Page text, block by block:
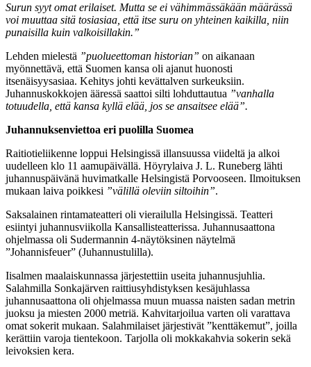
Surun syyt omat erilaiset. Mutta se ei vähimmässäkään määrässä
voi muuttaa sitä tosiasiaa, että itse suru on yhteinen kaikilla, niin
punaisilla kuin valkoisillakin.”
Lehden mielestä ”puolueettoman historian” on aikanaan
myönnettävä, että Suomen kansa oli ajanut huonosti
itsenäisyysasiaa. Kehitys johti kevättalven surkeuksiin.
Juhannuskokkojen ääressä saattoi silti lohduttautua ”vanhalla
totuudella, että kansa kyllä elää, jos se ansaitsee elää”.
Juhannuksenviettoa eri puolilla Suomea
Raitiotieliikenne loppui Helsingissä illansuussa viideltä ja alkoi
uudelleen klo 11 aamupäivällä. Höyrylaiva J. L. Runeberg lähti
juhannuspäivänä huvimatkalle Helsingistä Porvooseen. Ilmoituksen
mukaan laiva poikkesi ”välillä oleviin siltoihin”.
Saksalainen rintamateatteri oli vierailulla Helsingissä. Teatteri
esiintyi juhannusviikolla Kansallisteatterissa. Juhannusaattona
ohjelmassa oli Sudermannin 4-näytöksinen näytelmä
”Johannisfeuer” (Juhannustulilla).
Iisalmen maalaiskunnassa järjestettiin useita juhannusjuhlia.
Salahmilla Sonkajärven raittiusyhdistyksen kesäjuhlassa
juhannusaattona oli ohjelmassa muun muassa naisten sadan metrin
juoksu ja miesten 2000 metriä. Kahvitarjoilua varten oli varattava
omat sokerit mukaan. Salahmilaiset järjestivät ”kenttäkemut”, joilla
kerättiin varoja tientekoon. Tarjolla oli mokkakahvia sokerin sekä
leivoksien kera.